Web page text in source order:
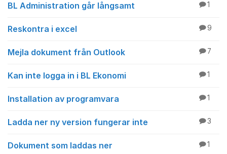
BL Administration går långsamt 1
Reskontra i excel 9
Mejla dokument från Outlook 7
Kan inte logga in i BL Ekonomi 1
Installation av programvara 1
Ladda ner ny version fungerar inte 3
Dokument som laddas ner 1